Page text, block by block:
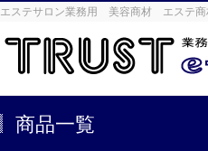
エステサロン業務用 美容商材 エステ商
商品一覧